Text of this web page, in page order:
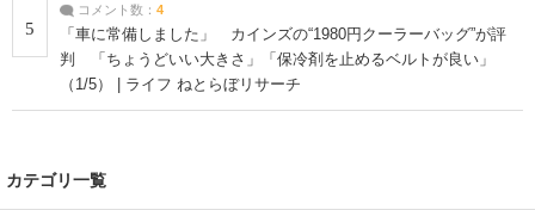
5
コメント数： 4
「車に常備しました」 カインズの“1980円クーラーバッグ”が評
判 「ちょうどいい大きさ」「保冷剤を止めるベルトが良い」
（1/5） | ライフ ねとらぼリサーチ
カテゴリ一覧